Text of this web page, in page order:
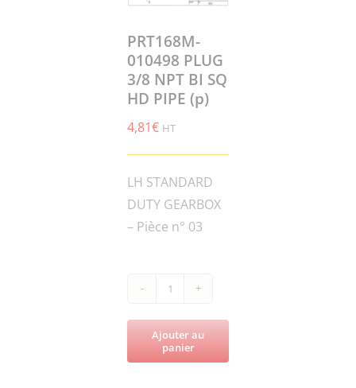
PRT168M-
010498 PLUG
3/8 NPT BI SQ
HD PIPE (p)
4,81€ HT
LH STANDARD
DUTY GEARBOX
– Pièce n° 03
quantité
de
PRT168M-
010498
Ajouter au
panier